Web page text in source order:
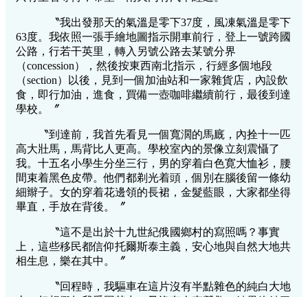
〝我出發那天的氣溫是零下37度，風凍氣溫是零下
63度。我依照一張手繪地圖指示開車前行，登上一號跨國
公路，行若干英里，轉入另號公路去某號分界
（concession），然後按東西南北指示，行經多個地段
（section）以後，見到一個加油站和一家雜貨店，內設飲
食，即行加油，進食，買備一壺咖啡繼續前行，最後到達
學校。〞
〝到達前，我首先看見一個寬濶的馬廐，內拴十一匹
高大壯馬，馬背比人更高。學校室內的景像立刻震懾了
我。十五名小學生分坐三行，男的穿着白色寛大恤衫，腰
間束着黑色皮帶。他們都剃光着頭，個別在腦後留一條幼
細辮子。女的穿着花邊領的長裙，金髮藍眼，大家都坐得
畢直，手放在背後。〞
〝這不是出於十九世紀俄國鄉村的寫照嗎？事實
上，這些移民都信仰托爾斯泰主義，安心地與自然大地共
相生息，樂在其中。〞
〝回程時，我驅車在這片沒有半點雜色的純白大地